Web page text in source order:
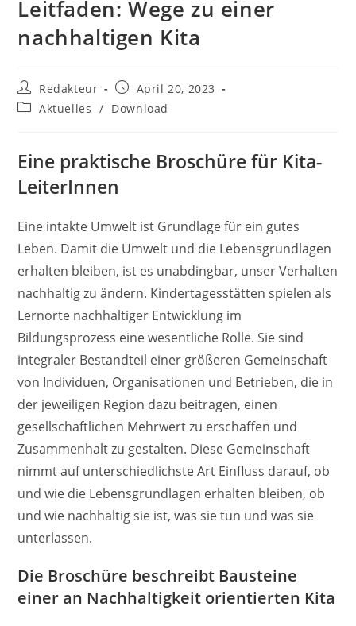
Leitfaden: Wege zu einer
nachhaltigen Kita
Beitrags-
Autor:
Redakteur
Beitrag
veröffentlicht:
April 20, 2023
Beitrags-
Aktuelles / Download
Eine praktische Broschüre für Kita-
LeiterInnen
Eine intakte Umwelt ist Grundlage für ein gutes
Leben. Damit die Umwelt und die Lebensgrundlagen
erhalten bleiben, ist es unabdingbar, unser Verhalten
nachhaltig zu ändern. Kindertagesstätten spielen als
Lernorte nachhaltiger Entwicklung im
Bildungsprozess eine wesentliche Rolle. Sie sind
integraler Bestandteil einer größeren Gemeinschaft
von Individuen, Organisationen und Betrieben, die in
der jeweiligen Region dazu beitragen, einen
gesellschaftlichen Mehrwert zu erschaffen und
Zusammenhalt zu gestalten. Diese Gemeinschaft
nimmt auf unterschiedlichste Art Einfluss darauf, ob
und wie die Lebensgrundlagen erhalten bleiben, ob
und wie nachhaltig sie ist, was sie tun und was sie
unterlassen.
Die Broschüre beschreibt Bausteine
einer an Nachhaltigkeit orientierten Kita